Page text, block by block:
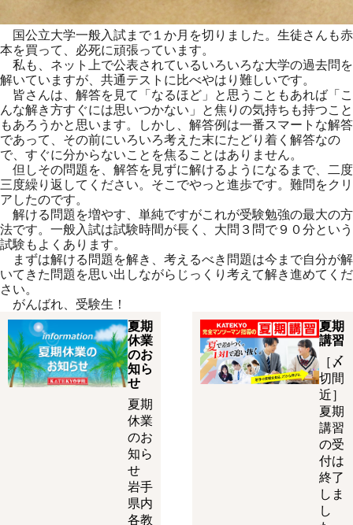
国公立大学一般入試まで１か月を切りました。生徒さんも赤
本を買って、必死に頑張っています。
私も、ネット上で公表されているいろいろな大学の過去問を
解いていますが、共通テストに比べやはり難しいです。
皆さんは、解答を見て「なるほど」と思うこともあれば「こ
んな解き方すぐには思いつかない」と焦りの気持ちも持つこと
もあろうかと思います。しかし、解答例は一番スマートな解答
であって、その前にいろいろ考えた末にたどり着く解答なの
で、すぐに分からないことを焦ることはありません。
但しその問題を、解答を見ずに解けるようになるまで、二度
三度繰り返してください。そこでやっと進歩です。難問をクリ
アしたのです。
解ける問題を増やす、単純ですがこれが受験勉強の最大の方
法です。一般入試は試験時間が長く、大問３問で９０分という
試験もよくあります。
まずは解ける問題を解き、考えるべき問題は今まで自分が解
いてきた問題を思い出しながらじっくり考えて解き進めてくだ
さい。
がんばれ、受験生！
夏期
休業
のお
知ら
せ
夏期
休業
のお
知ら
せ
岩手
県内
各教
夏期
講習
［〆
切間
近］
夏期
講習
の受
付は
終了
しま
し